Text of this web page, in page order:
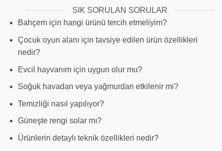
SIK SORULAN SORULAR
Bahçem için hangi ürünü tercih etmeliyim?
Çocuk oyun alanı için tavsiye edilen ürün özellikleri
nedir?
Evcil hayvanım için uygun olur mu?
Soğuk havadan veya yağmurdan etkilenir mi?
Temizliği nasıl yapılıyor?
Güneşte rengi solar mı?
Ürünlerin detaylı teknik özellikleri nedir?